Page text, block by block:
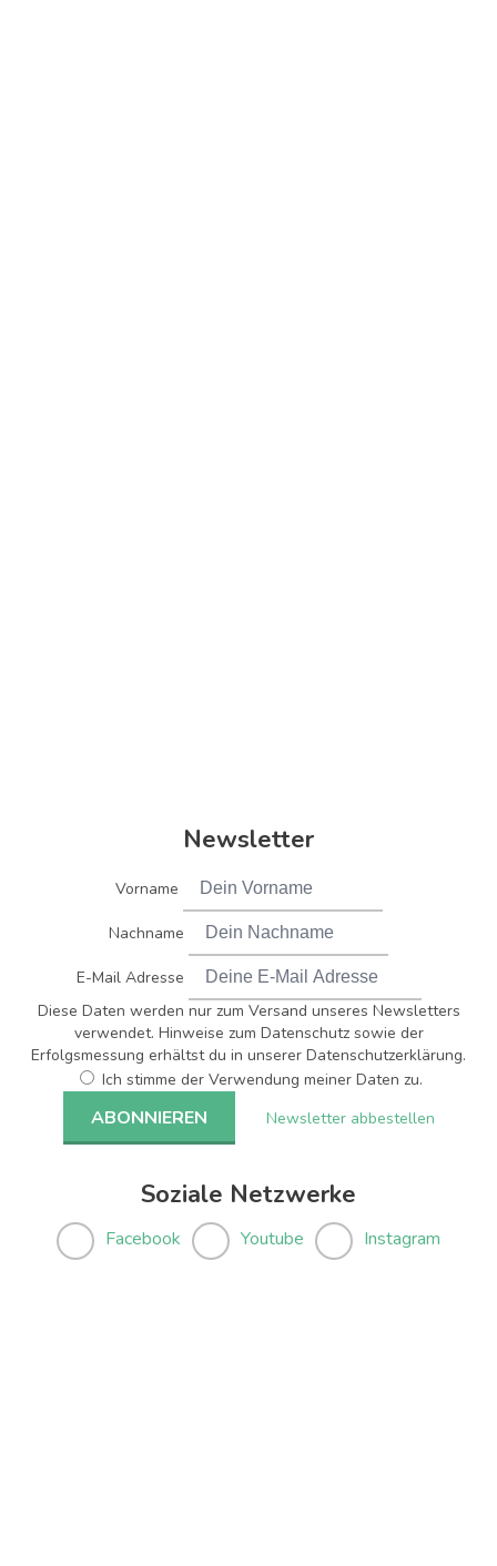
Newsletter
Vorname
Nachname
E-Mail Adresse
Diese Daten werden nur zum Versand unseres Newsletters
verwendet. Hinweise zum Datenschutz sowie der
Erfolgsmessung erhältst du in unserer Datenschutzerklärung.
Ich stimme der Verwendung meiner Daten zu.
Newsletter abbestellen
Soziale Netzwerke
Facebook Youtube Instagram